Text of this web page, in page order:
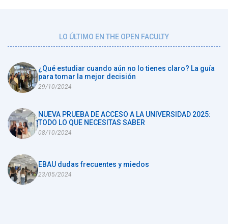
LO ÚLTIMO EN THE OPEN FACULTY
¿Qué estudiar cuando aún no lo tienes claro? La guía
para tomar la mejor decisión
29/10/2024
NUEVA PRUEBA DE ACCESO A LA UNIVERSIDAD 2025:
TODO LO QUE NECESITAS SABER
08/10/2024
EBAU dudas frecuentes y miedos
23/05/2024